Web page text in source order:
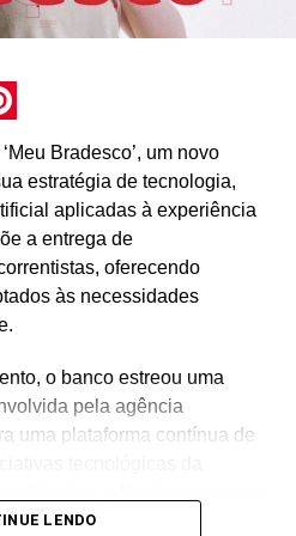
Bradesco’, um novo
estratégia de tecnologia,
aplicadas à experiência
a entrega de
oferecendo
às necessidades
o banco estreou uma
pela agência
uma plataforma contínua de
as transformações do
LENDO